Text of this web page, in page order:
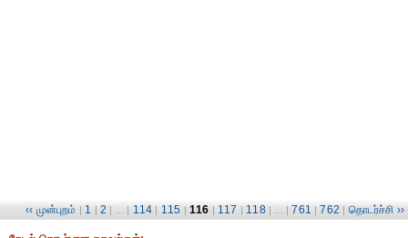
‹‹ முன்புறம் | 1 | 2 | ... | 114 | 115 | 116 | 117 | 118 | ... | 761 | 762 | தொடர்ச்சி ››